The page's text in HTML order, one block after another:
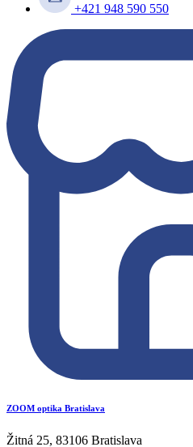
+421 948 590 550
ZOOM optika Bratislava
Žitná 25, 83106 Bratislava